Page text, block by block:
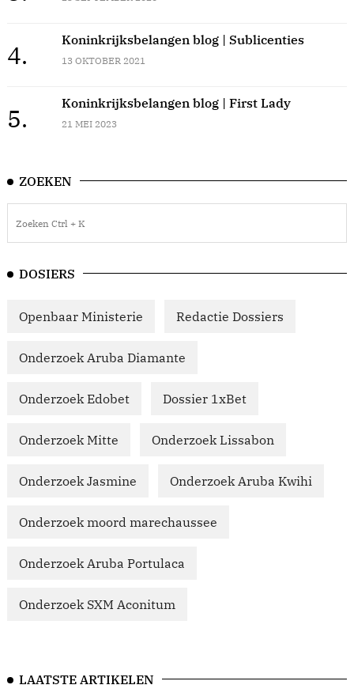
4.
Koninkrijksbelangen blog | Sublicenties
13 OKTOBER 2021
5.
Koninkrijksbelangen blog | First Lady
21 MEI 2023
ZOEKEN
DOSIERS
Openbaar Ministerie Redactie Dossiers
Onderzoek Aruba Diamante
Onderzoek Edobet Dossier 1xBet
Onderzoek Mitte Onderzoek Lissabon
Onderzoek Jasmine Onderzoek Aruba Kwihi
Onderzoek moord marechaussee
Onderzoek Aruba Portulaca
Onderzoek SXM Aconitum
LAATSTE ARTIKELEN